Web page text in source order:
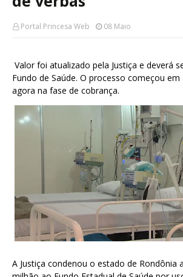
Portal Princesa Web 08 Maio
Valor foi atualizado pela Justiça e deverá
Fundo de Saúde. O processo começou
agora na fase de cobrança.
A Justiça condenou o estado de Rondônia